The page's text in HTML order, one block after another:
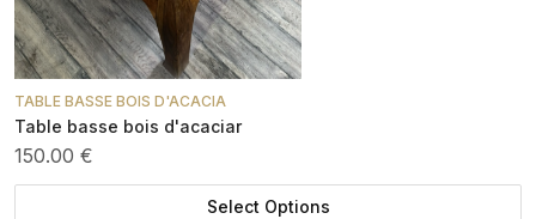
TABLE BASSE BOIS D'ACACIA
Table basse bois d'acaciar
150.00 €
Select Options